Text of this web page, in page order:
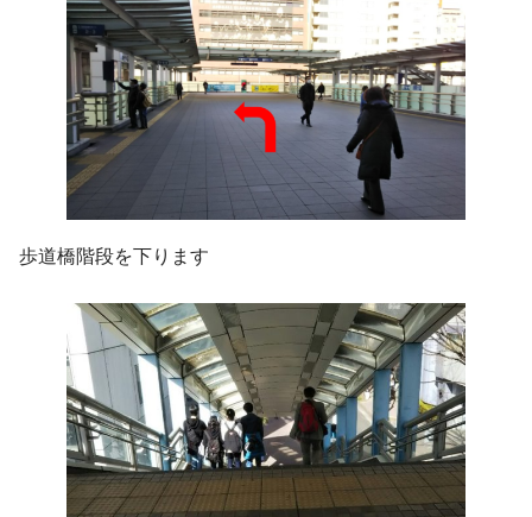
歩道橋階段を下ります